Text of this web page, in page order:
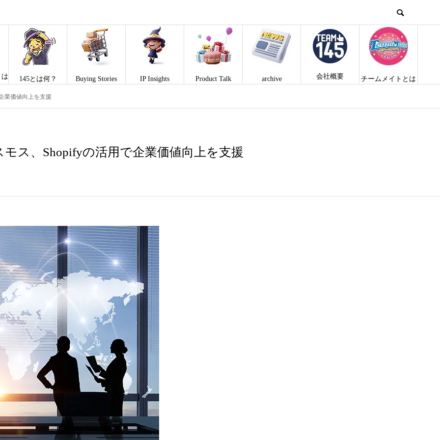
は 145とは何？ Buying Stories IP Insights Product Talk archive 会社概要 チームメイトとは
業価値向上を支援
ス、Shopifyの活用で企業価値向上を支援